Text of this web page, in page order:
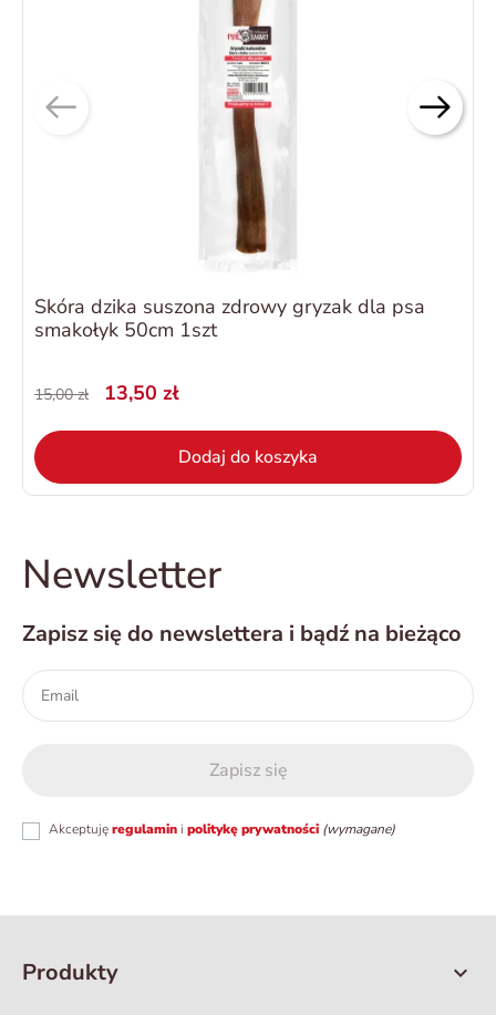
Skóra dzika suszona zdrowy gryzak dla psa
smakołyk 50cm 1szt
15,00 zł 13,50 zł
Dodaj do koszyka
Newsletter
Zapisz się do newslettera i bądź na bieżąco
Akceptujęregulamin i politykę prywatności (wymagane)
Produkty 